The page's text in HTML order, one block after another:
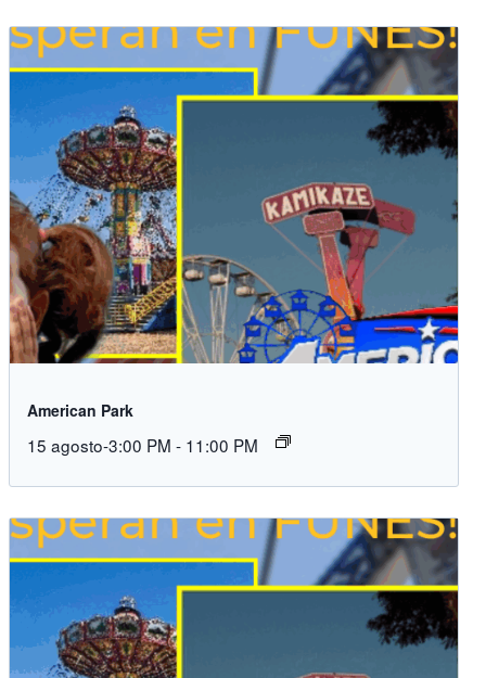
American Park
15 agosto-3:00 PM - 11:00 PM